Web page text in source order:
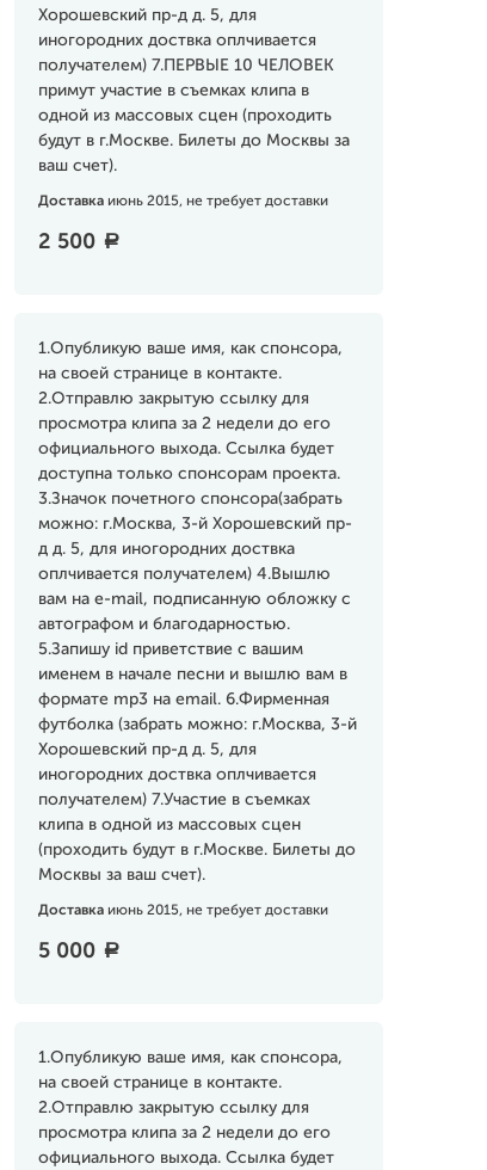
Хорошевский пр-д д. 5, для
иногородних доствка оплчивается
получателем) 7.ПЕРВЫЕ 10 ЧЕЛОВЕК
примут участие в съемках клипа в
одной из массовых сцен (проходить
будут в г.Москве. Билеты до Москвы за
ваш счет).
Доставка июнь 2015, не требует доставки
2 500 a
1.Опубликую ваше имя, как спонсора,
на своей странице в контакте.
2.Отправлю закрытую ссылку для
просмотра клипа за 2 недели до его
официального выхода. Ссылка будет
доступна только спонсорам проекта.
3.Значок почетного спонсора(забрать
можно: г.Москва, 3-й Хорошевский пр-
д д. 5, для иногородних доствка
оплчивается получателем) 4.Вышлю
вам на e-mail, подписанную обложку с
автографом и благодарностью.
5.Запишу id приветствие с вашим
именем в начале песни и вышлю вам в
формате mp3 на email. 6.Фирменная
футболка (забрать можно: г.Москва, 3-й
Хорошевский пр-д д. 5, для
иногородних доствка оплчивается
получателем) 7.Участие в съемках
клипа в одной из массовых сцен
(проходить будут в г.Москве. Билеты до
Москвы за ваш счет).
Доставка июнь 2015, не требует доставки
5 000 a
1.Опубликую ваше имя, как спонсора,
на своей странице в контакте.
2.Отправлю закрытую ссылку для
просмотра клипа за 2 недели до его
официального выхода. Ссылка будет